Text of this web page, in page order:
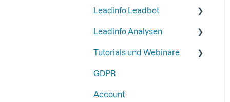
General
Campaigns
Contacts
Leadinfo Leadbot
Erstellung eines Leadbot
Bearbeitung eines
Leadinfo Analysen
Export
Tutorials und Webinare
Webinare
Beste Beispiele von Gold-
GDPR
Account